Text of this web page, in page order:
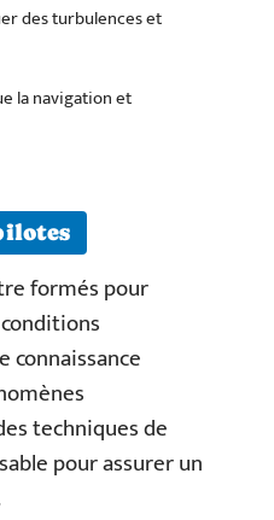
des turbulences et
la navigation et
formés pour
connaissance
techniques de
pour assurer un